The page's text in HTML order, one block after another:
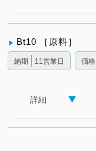
Bt10 ［原料］
納期 11営業日 価格
詳細